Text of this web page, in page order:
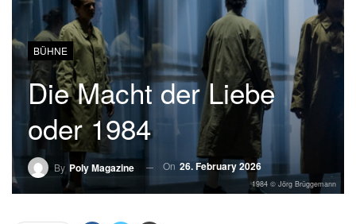
BÜHNE
Die Macht der Liebe
oder 1984
By Poly Magazine On 26. February 2026
1984 © Jörg Brüggemann